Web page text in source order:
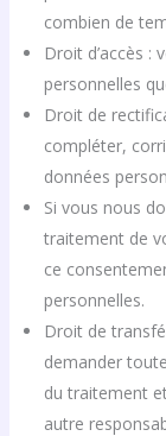
combien de
Droit d’accès :
personnelles
Droit de
compléter,
données
Si vous nous
traitement de
ce
personnelles.
Droit de
demander
du traitement
autre